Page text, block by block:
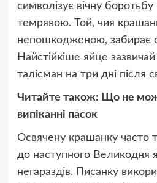
символізує вічну боротьбу
темрявою. Той, чия
непошкодженою, забирає
Найстійкіше яйце
талісман на три дні після
Читайте також: Що не
випіканні пасок
Освячену крашанку часто
до наступного Великодня
негараздів. Писанку